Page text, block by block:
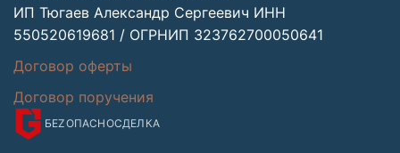
БЕZОПАСНОСДЕЛКА
ИП Тюгаев Александр Сергеевич ИНН
550520619681 / ОГРНИП 323762700050641
Договор оферты
Договор поручения